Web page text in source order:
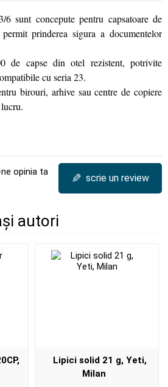
6 sunt concepute pentru capsatoare de
prinderea sigura a documentelor
de capse din otel rezistent, potrivite
cu seria 23.
birouri, arhive sau centre de copiere
opinia ta
✎ scrie un review
autori
Lipici solid 21 g, Yeti,
Milan